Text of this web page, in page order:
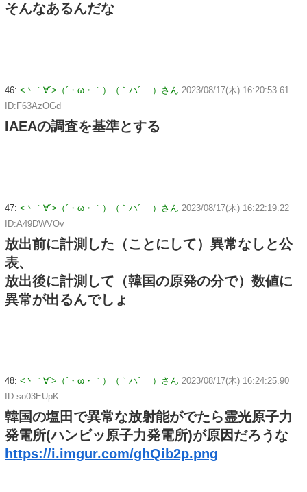
そんなあるんだな
46: <丶｀∀´>（´・ω・｀）（｀ハ´ ）さん 2023/08/17(木) 16:20:53.61
ID:F63AzOGd
IAEAの調査を基準とする
47: <丶｀∀´>（´・ω・｀）（｀ハ´ ）さん 2023/08/17(木) 16:22:19.22
ID:A49DWVOv
放出前に計測した（ことにして）異常なしと公
表、
放出後に計測して（韓国の原発の分で）数値に
異常が出るんでしょ
48: <丶｀∀´>（´・ω・｀）（｀ハ´ ）さん 2023/08/17(木) 16:24:25.90
ID:so03EUpK
韓国の塩田で異常な放射能がでたら霊光原子力
発電所(ハンビッ原子力発電所)が原因だろうな
https://i.imgur.com/ghQib2p.png